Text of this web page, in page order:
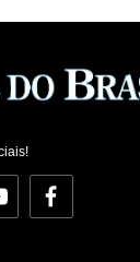
Facebook